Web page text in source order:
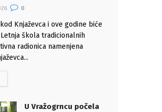
0
Knjaževca i ove godine biće
škola tradicionalnih
radionica namenjena
U Vražogrncu počela